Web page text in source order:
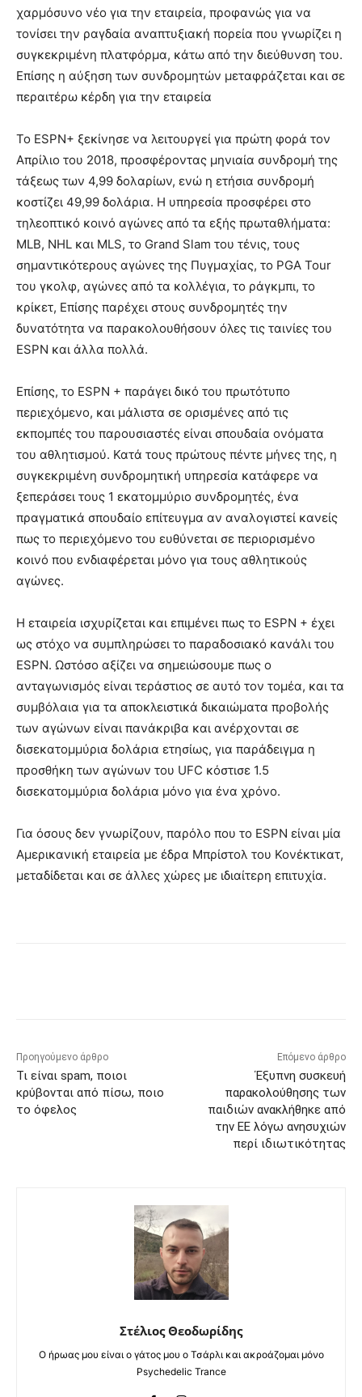
χαρμόσυνο νέο για την εταιρεία, προφανώς για να
τονίσει την ραγδαία αναπτυξιακή πορεία που γνωρίζει η
συγκεκριμένη πλατφόρμα, κάτω από την διεύθυνση του.
Επίσης η αύξηση των συνδρομητών μεταφράζεται και σε
περαιτέρω κέρδη για την εταιρεία
Το ESPN+ ξεκίνησε να λειτουργεί για πρώτη φορά τον
Απρίλιο του 2018, προσφέροντας μηνιαία συνδρομή της
τάξεως των 4,99 δολαρίων, ενώ η ετήσια συνδρομή
κοστίζει 49,99 δολάρια. Η υπηρεσία προσφέρει στο
τηλεοπτικό κοινό αγώνες από τα εξής πρωταθλήματα:
MLB, NHL και MLS, το Grand Slam του τένις, τους
σημαντικότερους αγώνες της Πυγμαχίας, το PGA Tour
του γκολφ, αγώνες από τα κολλέγια, το ράγκμπι, το
κρίκετ, Επίσης παρέχει στους συνδρομητές την
δυνατότητα να παρακολουθήσουν όλες τις ταινίες του
ESPN και άλλα πολλά.
Επίσης, το ESPN + παράγει δικό του πρωτότυπο
περιεχόμενο, και μάλιστα σε ορισμένες από τις
εκπομπές του παρουσιαστές είναι σπουδαία ονόματα
του αθλητισμού. Κατά τους πρώτους πέντε μήνες της, η
συγκεκριμένη συνδρομητική υπηρεσία κατάφερε να
ξεπεράσει τους 1 εκατομμύριο συνδρομητές, ένα
πραγματικά σπουδαίο επίτευγμα αν αναλογιστεί κανείς
πως το περιεχόμενο του ευθύνεται σε περιορισμένο
κοινό που ενδιαφέρεται μόνο για τους αθλητικούς
αγώνες.
Η εταιρεία ισχυρίζεται και επιμένει πως το ESPN + έχει
ως στόχο να συμπληρώσει το παραδοσιακό κανάλι του
ESPN. Ωστόσο αξίζει να σημειώσουμε πως ο
ανταγωνισμός είναι τεράστιος σε αυτό τον τομέα, και τα
συμβόλαια για τα αποκλειστικά δικαιώματα προβολής
των αγώνων είναι πανάκριβα και ανέρχονται σε
δισεκατομμύρια δολάρια ετησίως, για παράδειγμα η
προσθήκη των αγώνων του UFC κόστισε 1.5
δισεκατομμύρια δολάρια μόνο για ένα χρόνο.
Για όσους δεν γνωρίζουν, παρόλο που το ESPN είναι μία
Αμερικανική εταιρεία με έδρα Μπρίστολ του Κονέκτικατ,
μεταδίδεται και σε άλλες χώρες με ιδιαίτερη επιτυχία.
Προηγούμενο άρθρο
Τι είναι spam, ποιοι
κρύβονται από πίσω, ποιο
το όφελος
Επόμενο άρθρο
Έξυπνη συσκευή
παρακολούθησης των
παιδιών ανακλήθηκε από
την ΕΕ λόγω ανησυχιών
περί ιδιωτικότητας
Στέλιος Θεοδωρίδης
Ο ήρωας μου είναι ο γάτος μου ο Τσάρλι και ακροάζομαι μόνο
Psychedelic Trance